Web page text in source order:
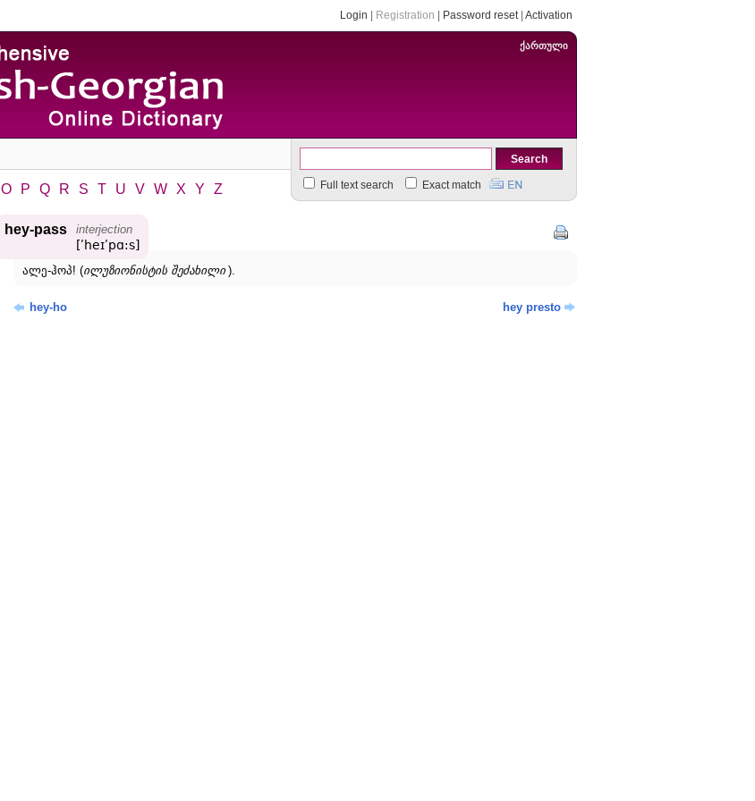
Login Registration Password reset| Activation
ქართული
Full text search Exact match
O P Q R S T U V W X Y Z
hey-pass interjection
[ʹheɪʹpɑ:s]
ალე-ჰოპ! (ილუზიონისტის შეძახილი ).
hey-ho hey presto